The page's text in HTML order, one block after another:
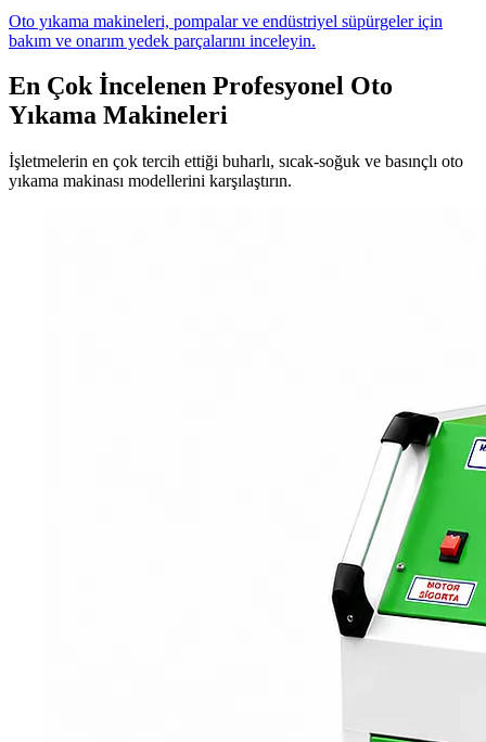
Oto yıkama makineleri, pompalar ve endüstriyel süpürgeler için
bakım ve onarım yedek parçalarını inceleyin.
En Çok İncelenen Profesyonel Oto
Yıkama Makineleri
İşletmelerin en çok tercih ettiği buharlı, sıcak-soğuk ve basınçlı oto
yıkama makinası modellerini karşılaştırın.